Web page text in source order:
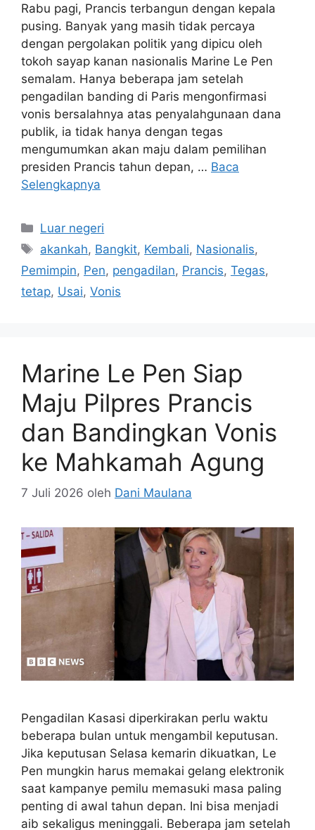
Rabu pagi, Prancis terbangun dengan kepala
pusing. Banyak yang masih tidak percaya
dengan pergolakan politik yang dipicu oleh
tokoh sayap kanan nasionalis Marine Le Pen
semalam. Hanya beberapa jam setelah
pengadilan banding di Paris mengonfirmasi
vonis bersalahnya atas penyalahgunaan dana
publik, ia tidak hanya dengan tegas
mengumumkan akan maju dalam pemilihan
presiden Prancis tahun depan, … Baca
Selengkapnya
Kategori
Luar negeri
Tag
akankah, Bangkit, Kembali, Nasionalis,
Pemimpin, Pen, pengadilan, Prancis, Tegas,
tetap, Usai, Vonis
Marine Le Pen Siap
Maju Pilpres Prancis
dan Bandingkan Vonis
ke Mahkamah Agung
7 Juli 2026 oleh Dani Maulana
Pengadilan Kasasi diperkirakan perlu waktu
beberapa bulan untuk mengambil keputusan.
Jika keputusan Selasa kemarin dikuatkan, Le
Pen mungkin harus memakai gelang elektronik
saat kampanye pemilu memasuki masa paling
penting di awal tahun depan. Ini bisa menjadi
aib sekaligus meninggali. Beberapa jam setelah